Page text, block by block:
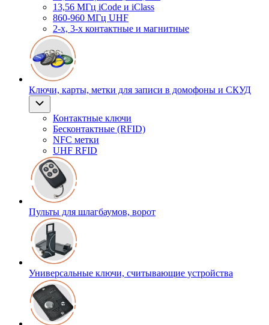
13,56 МГц iCode и iClass
860-960 МГц UHF
2-х, 3-х контактные и магнитные
Ключи, карты, метки для записи в домофоны и СКУД
Контактные ключи
Бесконтактные (RFID)
NFC метки
UHF RFID
Пульты для шлагбаумов, ворот
Универсальные ключи, считывающие устройства